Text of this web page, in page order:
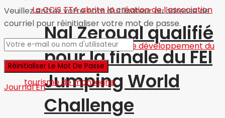
Nal Zeroual qualifié
pour la finale du FEI
Jumping World
Challenge
Veuillez entrer votre nom d'utilisateur ou adresse de
courriel pour réinitialiser votre mot de passe.
Journal En